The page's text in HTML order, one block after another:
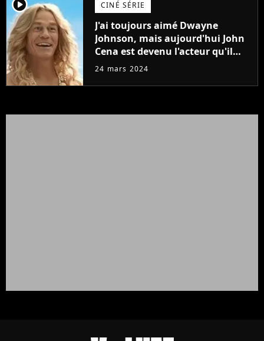
player2 CINÉ SÉRIE
J'ai toujours aimé Dwayne
Johnson, mais aujourd'hui John
Cena est devenu l'acteur qu'il
rêvait d'être (et Ricky Stanicky le
24 mars 2024